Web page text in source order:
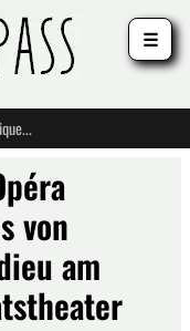
LA DAME BLANCHE - Opéra comique en trois actes von François Adrien Boieldieu am Oldenburgischen Staatstheater
von
am
☰